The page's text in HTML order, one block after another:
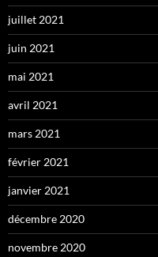
juillet 2021
juin 2021
mai 2021
avril 2021
mars 2021
février 2021
janvier 2021
décembre 2020
novembre 2020